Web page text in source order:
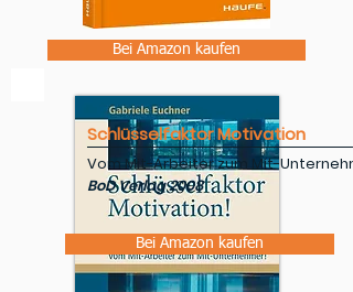
Bei Amazon kaufen
Schlüsselfaktor Motivation
Vom Mit-Arbeiter zum Mit-
BoD Verlag 2008
Bei Amazon kaufen